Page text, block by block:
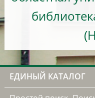
ЕДИНЫЙ КАТАЛОГ